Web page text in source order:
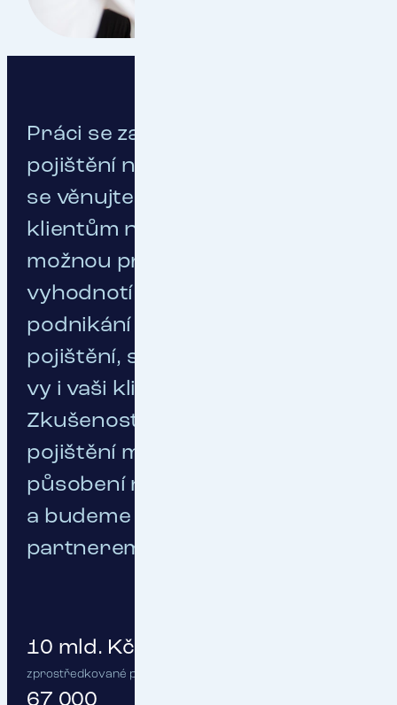
Práci se zajištěním povinného
pojištění nechte na nás a naplno
se věnujte tomu, abyste svým
klientům našli tu nejlepší
možnou práci. Naši specialisté
vyhodnotí rizika vašeho
podnikání a sestaví vám
pojištění, se kterým budete mít
vy i vaši klienti jistotu.
Zkušeností s poskytováním
pojištění máme za více jak 30 let
působení na trhu opravdu dost
a budeme vám spolehlivým
partnerem.
10 mld. Kč
zprostředkované pojistné
67 000